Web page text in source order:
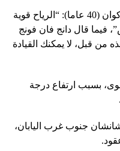
وقال أحد سكان هانوي، نجوين مانه كوان (40 عاما): “الرياح قوية
فيما قال دانج فان فونج
من قبل، لا يمكنك القيادة
بسبب ارتفاع درجة
جنوب غرب اليابان،